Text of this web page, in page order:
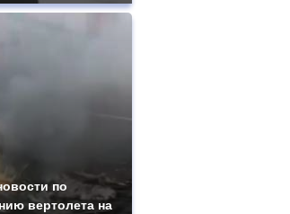
по
вертолета на